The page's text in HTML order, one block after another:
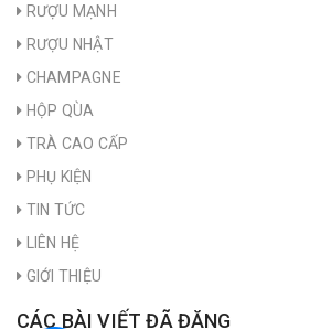
RƯỢU MẠNH
RƯỢU NHẬT
CHAMPAGNE
HỘP QÙA
TRÀ CAO CẤP
PHỤ KIỆN
TIN TỨC
LIÊN HỆ
GIỚI THIỆU
CÁC BÀI VIẾT ĐÃ ĐĂNG